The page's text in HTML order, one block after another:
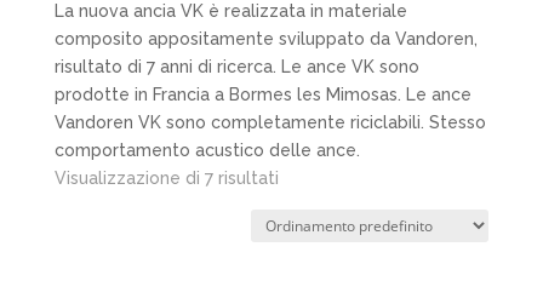
La nuova ancia VK è realizzata in materiale
composito appositamente sviluppato da Vandoren,
risultato di 7 anni di ricerca. Le ance VK sono
prodotte in Francia a Bormes les Mimosas. Le ance
Vandoren VK sono completamente riciclabili. Stesso
comportamento acustico delle ance.
Visualizzazione di 7 risultati